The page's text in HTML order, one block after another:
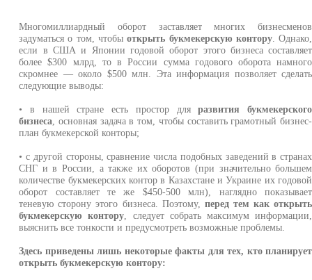
Многомиллиардный оборот заставляет многих бизнесменов
задуматься о том, чтобыоткрыть букмекерскую контору. Однако,
если в США и Японии годовой оборот этого бизнеса составляет
более $300 млрд, то в России сумма годового оборота намного
скромнее — около $500 млн. Эта информация позволяет сделать
следующие выводы:
• в нашей стране есть простор дляразвития букмекерского
бизнеса , основная задача в том, чтобы составить грамотный бизнес-
план букмекерской конторы;
• с другой стороны, сравнение числа подобных заведений в странах
СНГ и в России, а также их оборотов (при значительно большем
количестве букмекерских контор в Казахстане и Украине их годовой
оборот составляет те же $450-500 млн), наглядно показывает
теневую сторону этого бизнеса. Поэтому, перед тем как открыть
букмекерскую контору , следует собрать максимум информации,
выяснить все тонкости и предусмотреть возможные проблемы.
Здесь приведены лишь некоторые факты для тех, кто планирует
открыть букмекерскую контору: